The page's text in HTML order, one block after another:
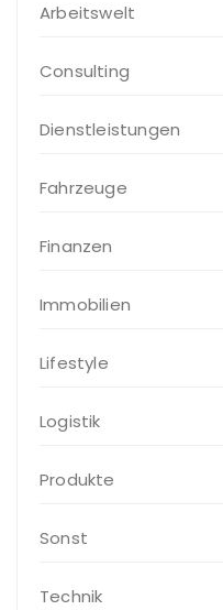
Arbeitswelt
Consulting
Dienstleistungen
Fahrzeuge
Finanzen
Immobilien
Lifestyle
Logistik
Produkte
Sonst
Technik